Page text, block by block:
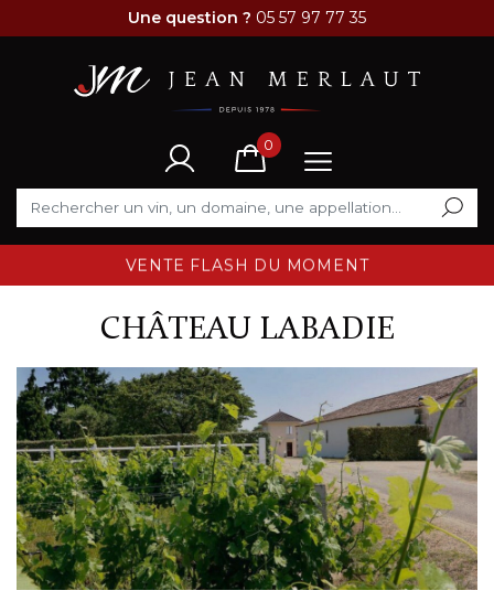
Une question ? 05 57 97 77 35
0
VENTE FLASH DU MOMENT
CHÂTEAU LABADIE